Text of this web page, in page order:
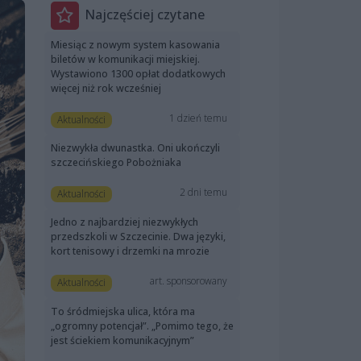
Najczęściej czytane
Miesiąc z nowym system kasowania
biletów w komunikacji miejskiej.
Wystawiono 1300 opłat dodatkowych
więcej niż rok wcześniej
Aktualności 1 dzień temu
Niezwykła dwunastka. Oni ukończyli
szczecińskiego Pobożniaka
Aktualności 2 dni temu
Jedno z najbardziej niezwykłych
przedszkoli w Szczecinie. Dwa języki,
kort tenisowy i drzemki na mrozie
Aktualności art. sponsorowany
To śródmiejska ulica, która ma
„ogromny potencjał”. „Pomimo tego, że
jest ściekiem komunikacyjnym”